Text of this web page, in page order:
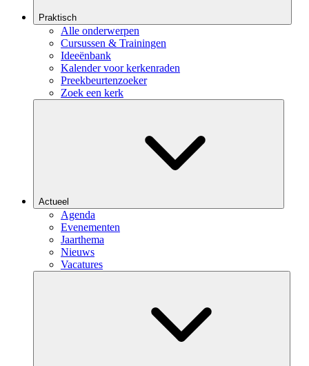
Praktisch
Alle onderwerpen
Cursussen & Trainingen
Ideeënbank
Kalender voor kerkenraden
Preekbeurtenzoeker
Zoek een kerk
Actueel
Agenda
Evenementen
Jaarthema
Nieuws
Vacatures